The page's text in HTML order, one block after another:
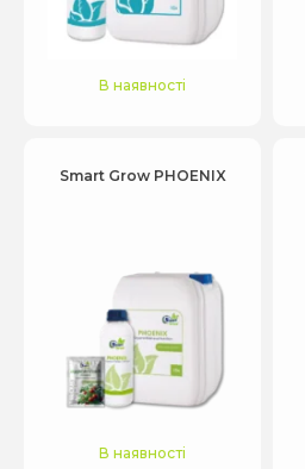
В наявності
Smart Grow PHOENIX
В наявності